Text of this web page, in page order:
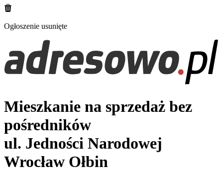
Ogłoszenie usunięte
Mieszkanie na sprzedaż bez
pośredników
ul. Jedności Narodowej
Wrocław Ołbin